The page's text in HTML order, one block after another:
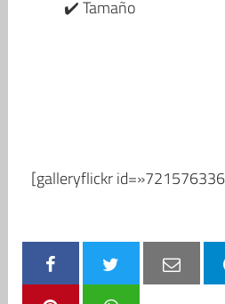
✔️ Tamaño
[galleryflickr